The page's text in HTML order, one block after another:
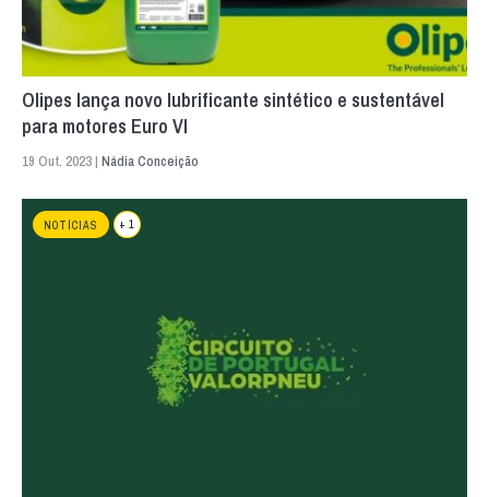
Olipes lança novo lubrificante sintético e sustentável
para motores Euro VI
19 Out. 2023 | Nádia Conceição
NOTÍCIAS + 1